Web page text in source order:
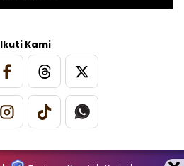
Ikuti Kami